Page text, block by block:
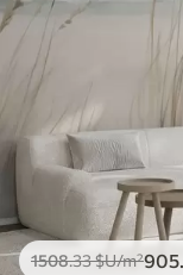
1508.33$U/m²905